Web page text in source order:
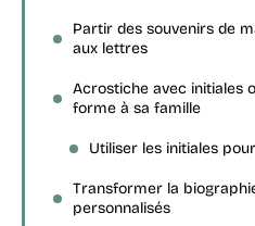
Partir des souvenirs de
aux lettres
Acrostiche avec initiales
forme à sa famille
Utiliser les initiales
Transformer la
personnalisés